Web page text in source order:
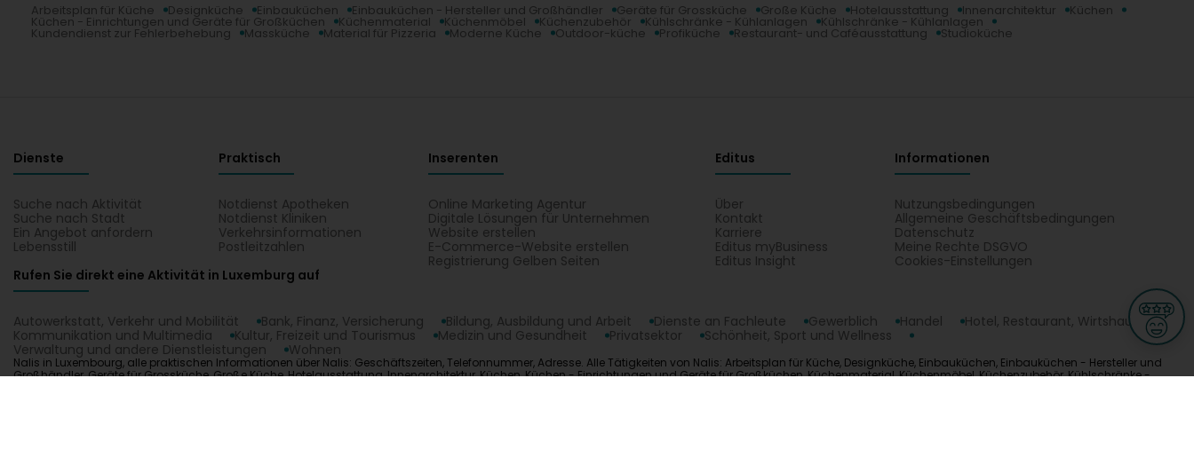
Arbeitsplan für Küche
Designküche Einbauküchen Einbauküchen - Hersteller und Großhändler Geräte für Grossküche Große Küche Hotelausstattung Innenarchitektur Küchen
Küchen - Einrichtungen und Geräte für Großküchen Küchenmaterial Küchenmöbel Küchenzubehör Kühlschränke - Kühlanlagen Kühlschränke - Kühlanlagen
Kundendienst zur Fehlerbehebung Massküche Material für Pizzeria Moderne Küche Outdoor-küche Profiküche Restaurant- und Caféausstattung Studioküche
Dienste
Suche nach Aktivität
Suche nach Stadt
Ein Angebot anfordern
Lebensstill
Praktisch
Notdienst Apotheken
Notdienst Kliniken
Verkehrsinformationen
Postleitzahlen
Inserenten
Online Marketing Agentur
Digitale Lösungen für Unternehmen
Website erstellen
E-Commerce-Website erstellen
Registrierung Gelben Seiten
Editus
Über
Kontakt
Karriere
Editus myBusiness
Editus Insight
Informationen
Nutzungsbedingungen
Allgemeine Geschäftsbedingungen
Datenschutz
Meine Rechte DSGVO
Cookies-Einstellungen
Rufen Sie direkt eine Aktivität in Luxemburg auf
Autowerkstatt, Verkehr und Mobilität Bank, Finanz, Versicherung Bildung, Ausbildung und Arbeit Dienste an Fachleute Gewerblich Handel
Hotel, Restaurant, Wirtshaus
Kommunikation und Multimedia
Kultur, Freizeit und Tourismus Medizin und Gesundheit Privatsektor
Schönheit, Sport und Wellness
Verwaltung und andere Dienstleistungen
Wohnen
Nalis in Luxembourg, alle praktischen Informationen über Nalis: Geschäftszeiten, Telefonnummer, Adresse. Alle Tätigkeiten von Nalis: Arbeitsplan für Küche, Designküche, Einbauküchen, Einbauküchen - Hersteller und
Großhändler, Geräte für Grossküche, Große Küche, Hotelausstattung, Innenarchitektur, Küchen, Küchen - Einrichtungen und Geräte für Großküchen, Küchenmaterial, Küchenmöbel, Küchenzubehör, Kühlschränke -